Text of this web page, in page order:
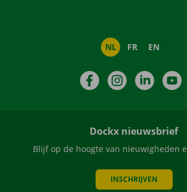
NL FR EN
FacebookInstagramLinkedIn
Dockx nieuwsbrief
Blijf op de hoogte van nieuwigheden
INSCHRIJVEN